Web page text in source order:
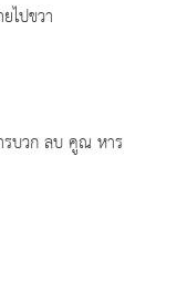
ไปขวา
รบวก ลบ คูณ หาร